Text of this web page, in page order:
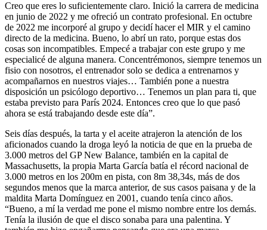
Creo que eres lo suficientemente claro. Inició la carrera de medicina
en junio de 2022 y me ofreció un contrato profesional. En octubre
de 2022 me incorporé al grupo y decidí hacer el MIR y el camino
directo de la medicina. Bueno, lo abrí un rato, porque estas dos
cosas son incompatibles. Empecé a trabajar con este grupo y me
especialicé de alguna manera. Concentrémonos, siempre tenemos un
fisio con nosotros, el entrenador solo se dedica a entrenarnos y
acompañarnos en nuestros viajes… También pone a nuestra
disposición un psicólogo deportivo… Tenemos un plan para ti, que
estaba previsto para París 2024. Entonces creo que lo que pasó
ahora se está trabajando desde este día”.
Seis días después, la tarta y el aceite atrajeron la atención de los
aficionados cuando la droga leyó la noticia de que en la prueba de
3.000 metros del GP New Balance, también en la capital de
Massachusetts, la propia Marta García batía el récord nacional de
3.000 metros en los 200m en pista, con 8m 38,34s, más de dos
segundos menos que la marca anterior, de sus casos paisana y de la
maldita Marta Domínguez en 2001, cuando tenía cinco años.
“Bueno, a mí la verdad me pone el mismo nombre entre los demás.
Tenía la ilusión de que el disco sonaba para una palentina. Y